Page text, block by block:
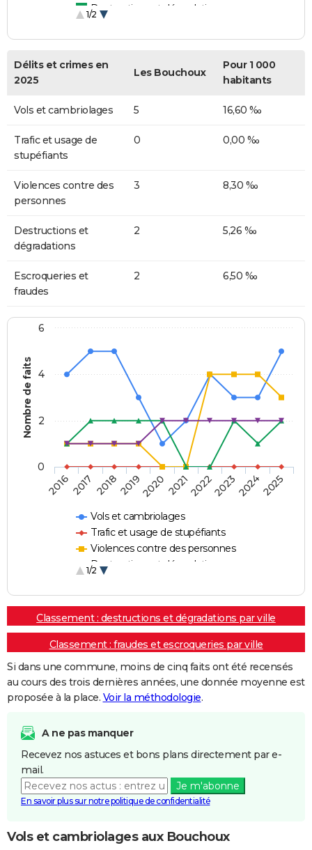
Destructions et dégradations
1/2
Délits et crimes en
2025
Les Bouchoux
Pour 1 000
habitants
Vols et cambriolages 5 16,60 ‰
Trafic et usage de
stupéfiants
0 0,00 ‰
Violences contre des
personnes
3 8,30 ‰
Destructions et
dégradations
2 5,26 ‰
Escroqueries et
fraudes
2 6,50 ‰
Nombre de faits
Vols et cambriolages
Trafic et usage de stupéfiants
Violences contre des personnes
Destructions et dégradations
1/2
20162017 20182019202020212022202320242025
0
2
4
6
Classement : destructions et dégradations par ville
Classement : fraudes et escroqueries par ville
Si dans une commune, moins de cinq faits ont été recensés
au cours des trois dernières années, une donnée moyenne est
proposée à la place. Voir la méthodologie.
A ne pas manquer
Recevez nos astuces et bons plans directement par e-
mail.
Je m'abonne
En savoir plus sur notre politique de confidentialité
Vols et cambriolages aux Bouchoux